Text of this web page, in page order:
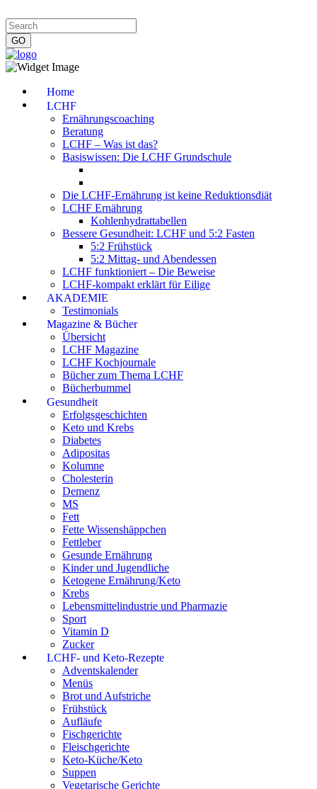
Home
LCHF
Ernährungscoaching
Beratung
LCHF – Was ist das?
Basiswissen: Die LCHF Grundschule
Die LCHF-Ernährung ist keine Reduktionsdiät
LCHF Ernährung
Kohlenhydrattabellen
Bessere Gesundheit: LCHF und 5:2 Fasten
5:2 Frühstück
5:2 Mittag- und Abendessen
LCHF funktioniert – Die Beweise
LCHF-kompakt erklärt für Eilige
AKADEMIE
Testimonials
Magazine & Bücher
Übersicht
LCHF Magazine
LCHF Kochjournale
Bücher zum Thema LCHF
Bücherbummel
Gesundheit
Erfolgsgeschichten
Keto und Krebs
Diabetes
Adipositas
Kolumne
Cholesterin
Demenz
MS
Fett
Fette Wissenshäppchen
Fettleber
Gesunde Ernährung
Kinder und Jugendliche
Ketogene Ernährung/Keto
Krebs
Lebensmittelindustrie und Pharmazie
Sport
Vitamin D
Zucker
LCHF- und Keto-Rezepte
Adventskalender
Menüs
Brot und Aufstriche
Frühstück
Aufläufe
Fischgerichte
Fleischgerichte
Keto-Küche/Keto
Suppen
Vegetarische Gerichte